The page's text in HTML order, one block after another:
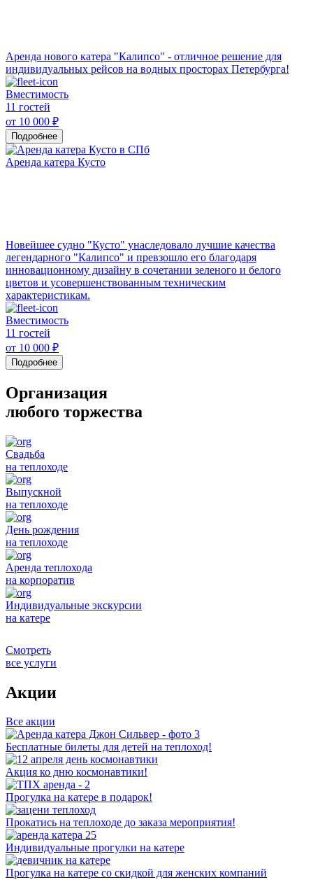
Аренда нового катера "Калипсо" - отличное решение для
индивидуальных рейсов на водных просторах Петербурга!
Вместимость
11 гостей
от 10 000 ₽
Подробнее
Аренда катера Кусто
Новейшее судно "Кусто" унаследовало лучшие качества
легендарного "Калипсо" и превзошло его благодаря
инновационному дизайну в сочетании зеленого и белого
цветов и усовершенствованным техническим
характеристикам.
Вместимость
11 гостей
от 10 000 ₽
Подробнее
Организация
любого торжества
Свадьба
на теплоходе
Выпускной
на теплоходе
День рождения
на теплоходе
Аренда теплохода
на корпоратив
Индивидуальные экскурсии
на катере
Смотреть
все услуги
Акции
Все акции
Бесплатные билеты для детей на теплоход!
Акция ко дню космонавтики!
Прогулка на катере в подарок!
Прокатись на теплоходе до заказа мероприятия!
Индивидуальные прогулки на катере
Прогулка на катере со скидкой для женских компаний